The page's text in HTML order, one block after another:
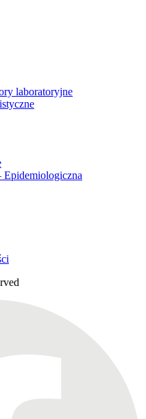
laboratoryjne
Epidemiologiczna